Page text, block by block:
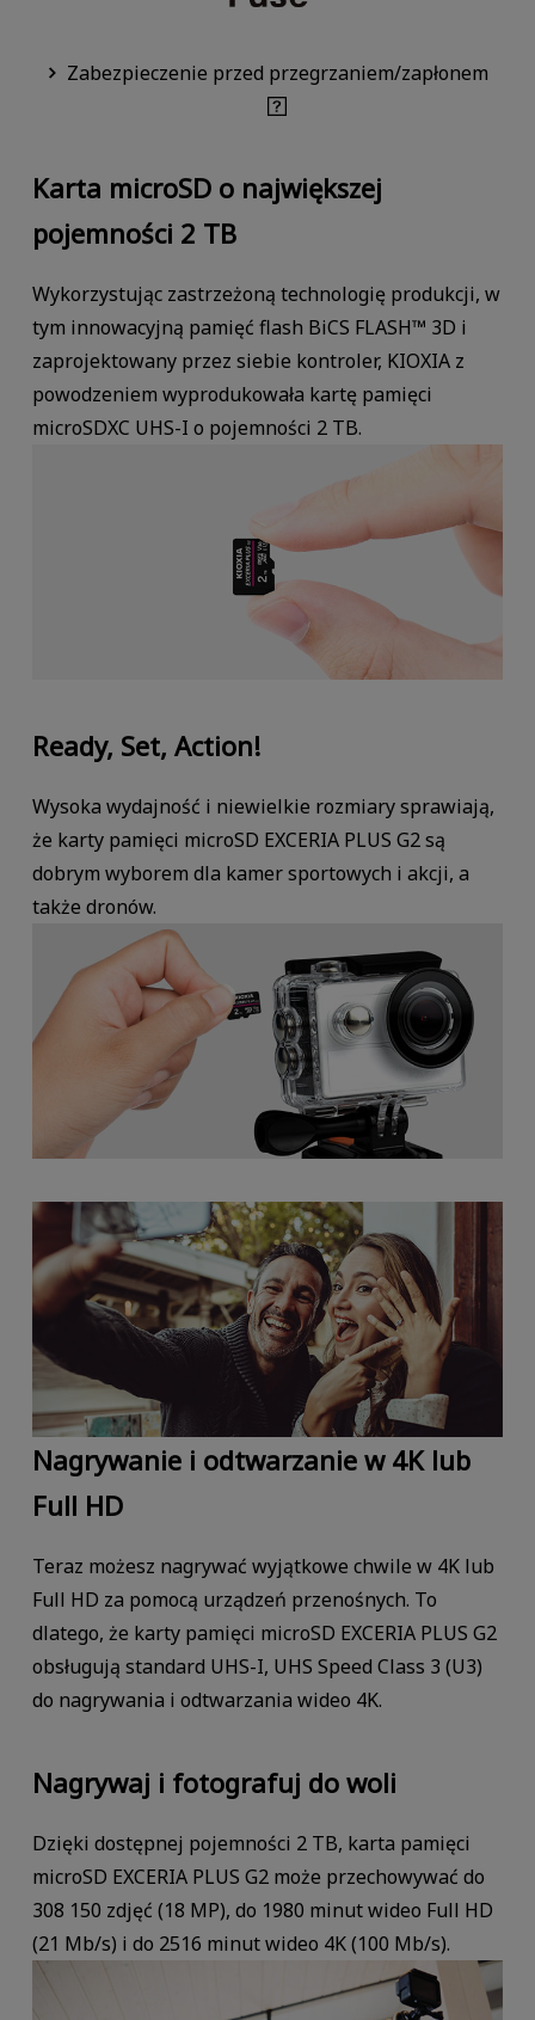
Zabezpieczenie przed przegrzaniem/zapłonem
Karta microSD o największej
pojemności 2 TB
Wykorzystując zastrzeżoną technologię produkcji, w
tym innowacyjną pamięć flash BiCS FLASH™ 3D i
zaprojektowany przez siebie kontroler, KIOXIA z
powodzeniem wyprodukowała kartę pamięci
microSDXC UHS-I o pojemności 2 TB.
Ready, Set, Action!
Wysoka wydajność i niewielkie rozmiary sprawiają,
że karty pamięci microSD EXCERIA PLUS G2 są
dobrym wyborem dla kamer sportowych i akcji, a
także dronów.
Nagrywanie i odtwarzanie w 4K lub
Full HD
Teraz możesz nagrywać wyjątkowe chwile w 4K lub
Full HD za pomocą urządzeń przenośnych. To
dlatego, że karty pamięci microSD EXCERIA PLUS G2
obsługują standard UHS-I, UHS Speed Class 3 (U3)
do nagrywania i odtwarzania wideo 4K.
Nagrywaj i fotografuj do woli
Dzięki dostępnej pojemności 2 TB, karta pamięci
microSD EXCERIA PLUS G2 może przechowywać do
308 150 zdjęć (18 MP), do 1980 minut wideo Full HD
(21 Mb/s) i do 2516 minut wideo 4K (100 Mb/s).